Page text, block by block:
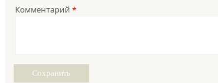
Комментарий *